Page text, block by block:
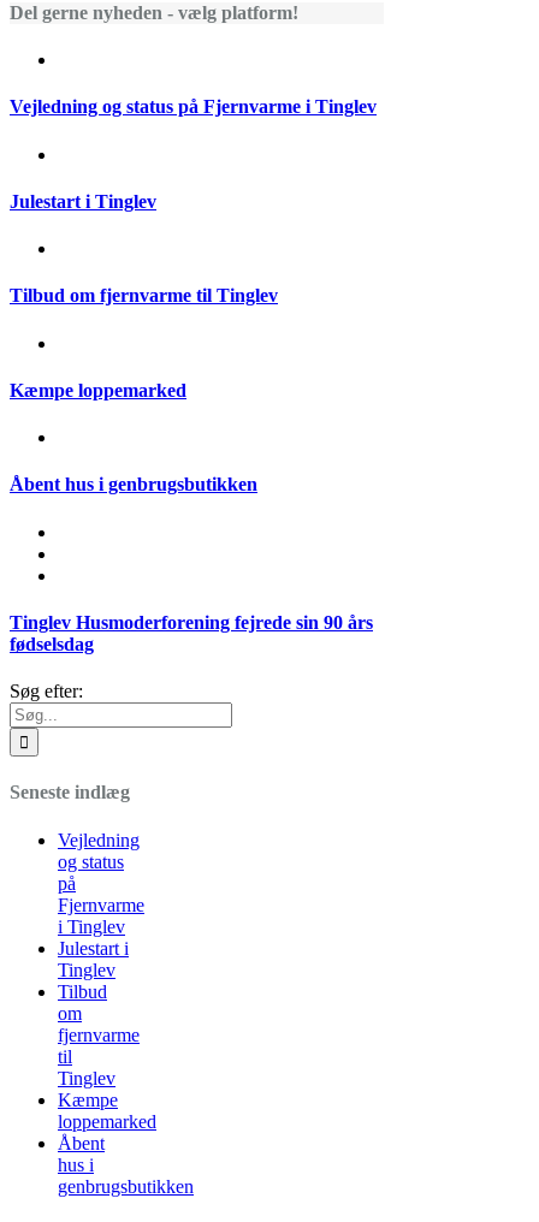
Del gerne nyheden - vælg platform!
Vejledning og status på Fjernvarme i Tinglev
Julestart i Tinglev
Tilbud om fjernvarme til Tinglev
Kæmpe loppemarked
Åbent hus i genbrugsbutikken
Tinglev Husmoderforening fejrede sin 90 års
fødselsdag
Søg efter:
Seneste indlæg
Vejledning
og status
på
Fjernvarme
i Tinglev
Julestart i
Tinglev
Tilbud
om
fjernvarme
til
Tinglev
Kæmpe
loppemarked
Åbent
hus i
genbrugsbutikken